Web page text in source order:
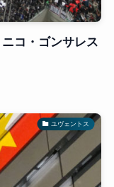
コ・ゴンサレス
ユヴェントス